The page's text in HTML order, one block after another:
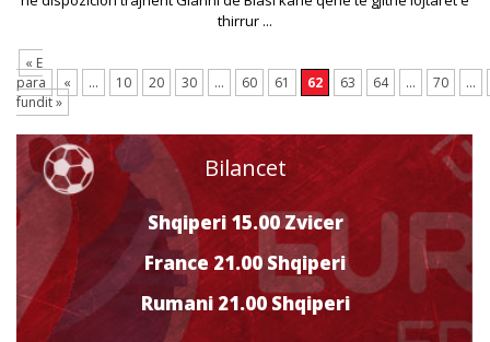
thirrur ...
« E
para
« ... 10 20 30 ... 60 61 62 63 64 ... 70
...
fundit »
Bilancet
Shqiperi 15.00 Zvicer
France 21.00 Shqiperi
Rumani 21.00 Shqiperi